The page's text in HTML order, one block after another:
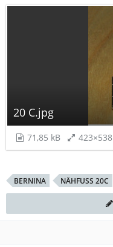
20 C.jpg
71,85 kB 423×538
BERNINA NÄHFUSS 20C